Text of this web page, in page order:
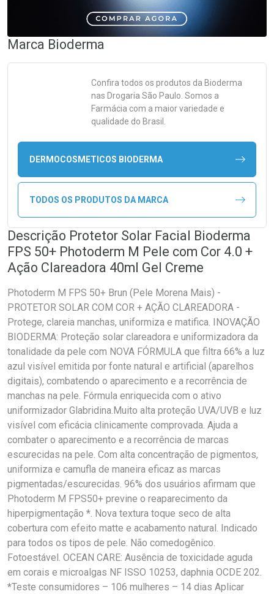
Marca Bioderma
Confira todos os produtos da Bioderma
nas Drogaria São Paulo. Somos a
Farmácia com a maior variedade e
qualidade do Brasil.
DERMOCOSMETICOS BIODERMA
TODOS OS PRODUTOS DA MARCA
Descrição Protetor Solar Facial Bioderma
FPS 50+ Photoderm M Pele com Cor 4.0 +
Ação Clareadora 40ml Gel Creme
Photoderm M FPS 50+ Brun (Pele Morena Mais) -
PROTETOR SOLAR COM COR + AÇÃO CLAREADORA -
Protege, clareia manchas, uniformiza e matifica. INOVAÇÃO
BIODERMA: Proteção solar clareadora e uniformizadora da
tonalidade da pele com NOVA FÓRMULA que filtra 66% a luz
azul visível emitida por fonte natural e artificial (aparelhos
digitais), combatendo o aparecimento e a recorrência de
manchas na pele. Fórmula enriquecida com o ativo
uniformizador Glabridina.Muito alta proteção UVA/UVB e luz
visível com eficácia clinicamente comprovada. Ajuda a
combater o aparecimento e a recorrência de marcas
escurecidas na pele. Com alta concentração de pigmentos,
uniformiza e camufla de maneira eficaz as marcas
pigmentadas/escurecidas. 96% dos usuários afirmam que
Photoderm M FPS50+ previne o reaparecimento da
hiperpigmentação *. Nova textura toque seco de alta
cobertura com efeito matte e acabamento natural. Indicado
para todos os tipos de pele. Não comedogênico.
Fotoestável. OCEAN CARE: Ausência de toxicidade aguda
em corais e microalgas NF ISSO 10253, daphnia OCDE 202.
*Teste consumidores – 106 mulheres – 14 dias Aplicar